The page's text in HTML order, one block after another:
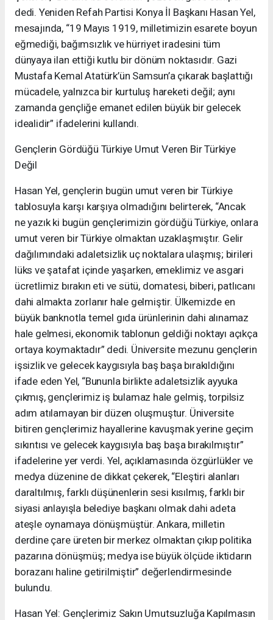
dedi. Yeniden Refah Partisi Konya İl Başkanı Hasan Yel,
mesajında, “19 Mayıs 1919, milletimizin esarete boyun
eğmediği, bağımsızlık ve hürriyet iradesini tüm
dünyaya ilan ettiği kutlu bir dönüm noktasıdır. Gazi
Mustafa Kemal Atatürk’ün Samsun’a çıkarak başlattığı
mücadele, yalnızca bir kurtuluş hareketi değil; aynı
zamanda gençliğe emanet edilen büyük bir gelecek
idealidir” ifadelerini kullandı.
Gençlerin Gördüğü Türkiye Umut Veren Bir Türkiye
Değil
Hasan Yel, gençlerin bugün umut veren bir Türkiye
tablosuyla karşı karşıya olmadığını belirterek, “Ancak
ne yazık ki bugün gençlerimizin gördüğü Türkiye, onlara
umut veren bir Türkiye olmaktan uzaklaşmıştır. Gelir
dağılımındaki adaletsizlik uç noktalara ulaşmış; birileri
lüks ve şatafat içinde yaşarken, emeklimiz ve asgari
ücretlimiz bırakın eti ve sütü, domatesi, biberi, patlıcanı
dahi almakta zorlanır hale gelmiştir. Ülkemizde en
büyük banknotla temel gıda ürünlerinin dahi alınamaz
hale gelmesi, ekonomik tablonun geldiği noktayı açıkça
ortaya koymaktadır” dedi. Üniversite mezunu gençlerin
işsizlik ve gelecek kaygısıyla baş başa bırakıldığını
ifade eden Yel, “Bununla birlikte adaletsizlik ayyuka
çıkmış, gençlerimiz iş bulamaz hale gelmiş, torpilsiz
adım atılamayan bir düzen oluşmuştur. Üniversite
bitiren gençlerimiz hayallerine kavuşmak yerine geçim
sıkıntısı ve gelecek kaygısıyla baş başa bırakılmıştır”
ifadelerine yer verdi. Yel, açıklamasında özgürlükler ve
medya düzenine de dikkat çekerek, “Eleştiri alanları
daraltılmış, farklı düşünenlerin sesi kısılmış, farklı bir
siyasi anlayışla belediye başkanı olmak dahi adeta
ateşle oynamaya dönüşmüştür. Ankara, milletin
derdine çare üreten bir merkez olmaktan çıkıp politika
pazarına dönüşmüş; medya ise büyük ölçüde iktidarın
borazanı haline getirilmiştir” değerlendirmesinde
bulundu.
Hasan Yel: Gençlerimiz Sakın Umutsuzluğa Kapılmasın